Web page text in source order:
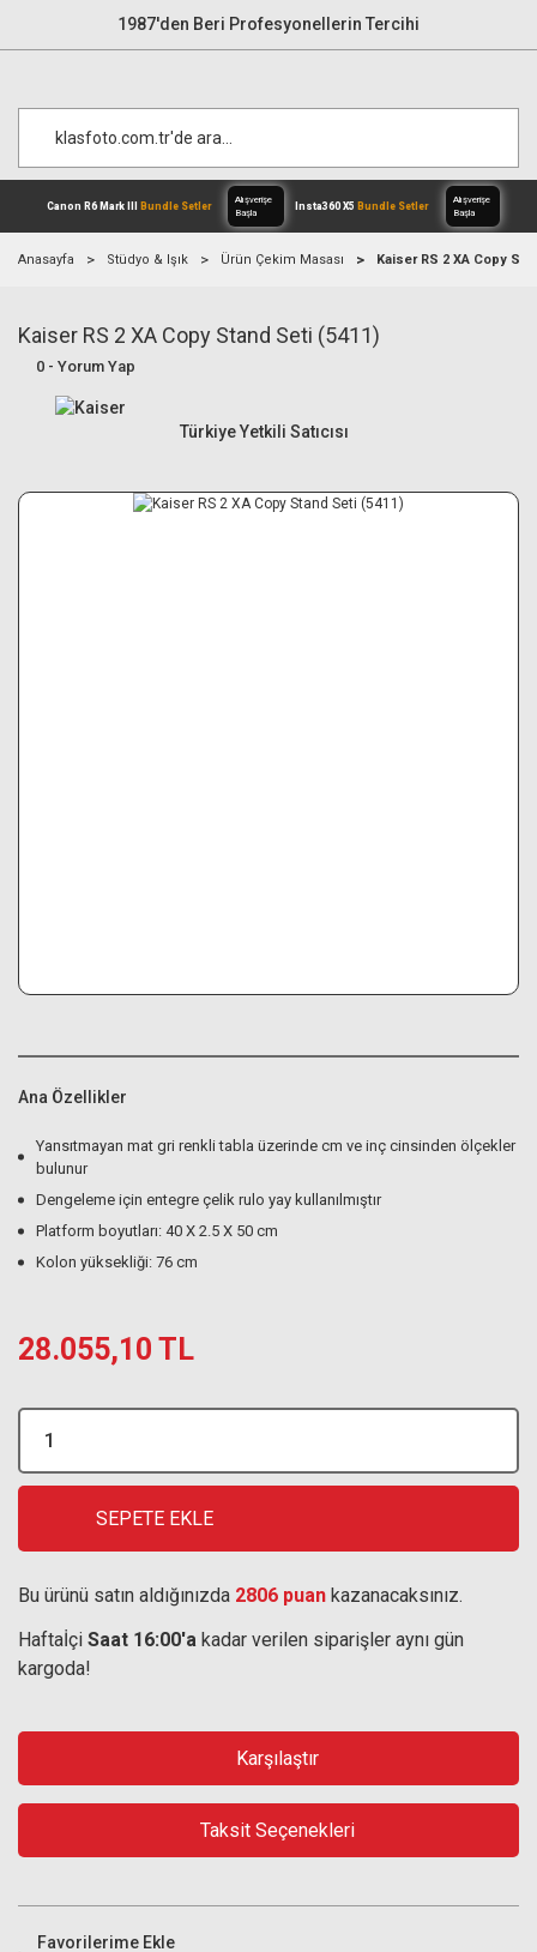
1987'den Beri Profesyonellerin Tercihi
Canon R6 Mark IIIBundle Setler
Anasayfa Stüdyo & Işık Ürün Çekim Masası Kaiser RS 2 XA Copy
Kaiser RS 2 XA Copy Stand Seti (5411)
0 - Yorum Yap
Türkiye Yetkili Satıcısı
Ana Özellikler
Yansıtmayan mat gri renkli tabla üzerinde cm ve inç cinsinden ölçekler
bulunur
Dengeleme için entegre çelik rulo yay kullanılmıştır
Platform boyutları: 40 X 2.5 X 50 cm
Kolon yüksekliği: 76 cm
28.055,10 TL
SEPETE EKLE
Bu ürünü satın aldığınızda 2806 puan kazanacaksınız.
Haftaİçi Saat 16:00'a kadar verilen siparişler aynı gün
kargoda!
Karşılaştır
Taksit Seçenekleri